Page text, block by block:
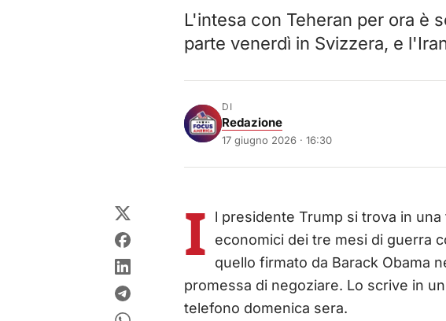
L'intesa con Teheran per ora è
parte venerdì in Svizzera, e
DI
Redazione
17 giugno 2026 · 16:30
I
l presidente Trump si trova in
economici dei tre mesi di guerra
quello firmato da Barack Obama
promessa di negoziare. Lo scrive in
telefono domenica sera.